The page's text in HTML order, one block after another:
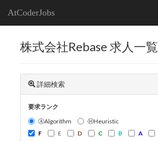
AtCoderJobs
株式会社Rebase 求人一覧
詳細検索
要求ランク
ⒶAlgorithm
ⒽHeuristic
F
E D C B A